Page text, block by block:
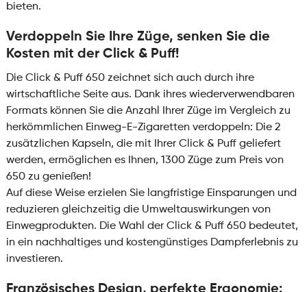
bieten.
Verdoppeln Sie Ihre Züge, senken Sie die
Kosten mit der Click & Puff!
Die Click & Puff 650 zeichnet sich auch durch ihre
wirtschaftliche Seite aus. Dank ihres wiederverwendbaren
Formats können Sie die Anzahl Ihrer Züge im Vergleich zu
herkömmlichen Einweg-E-Zigaretten verdoppeln: Die 2
zusätzlichen Kapseln, die mit Ihrer Click & Puff geliefert
werden, ermöglichen es Ihnen, 1300 Züge zum Preis von
650 zu genießen!
Auf diese Weise erzielen Sie langfristige Einsparungen und
reduzieren gleichzeitig die Umweltauswirkungen von
Einwegprodukten. Die Wahl der Click & Puff 650 bedeutet,
in ein nachhaltiges und kostengünstiges Dampferlebnis zu
investieren.